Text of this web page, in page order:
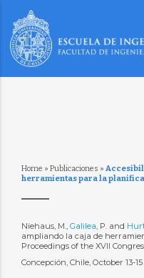
Home » Publicaciones »
herramientas para la
Niehaus, M., Galilea, P. and
ampliando la caja de
Proceedings of the XVII
Concepción, Chile, October 13-15